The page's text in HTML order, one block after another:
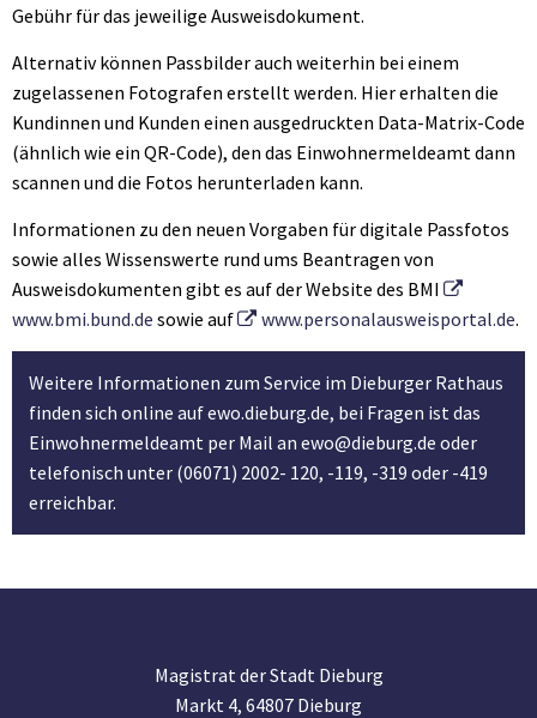
Gebühr für das jeweilige Ausweisdokument.
Alternativ können Passbilder auch weiterhin bei einem
zugelassenen Fotografen erstellt werden. Hier erhalten die
Kundinnen und Kunden einen ausgedruckten Data-Matrix-Code
(ähnlich wie ein QR-Code), den das Einwohnermeldeamt dann
scannen und die Fotos herunterladen kann.
Informationen zu den neuen Vorgaben für digitale Passfotos
sowie alles Wissenswerte rund ums Beantragen von
Ausweisdokumenten gibt es auf der Website des BMI
www.bmi.bund.de sowie auf www.personalausweisportal.de.
Weitere Informationen zum Service im Dieburger Rathaus
finden sich online auf ewo.dieburg.de, bei Fragen ist das
Einwohnermeldeamt per Mail an ewo@dieburg.de oder
telefonisch unter (06071) 2002- 120, -119, -319 oder -419
erreichbar.
Magistrat der Stadt Dieburg
Markt 4, 64807 Dieburg